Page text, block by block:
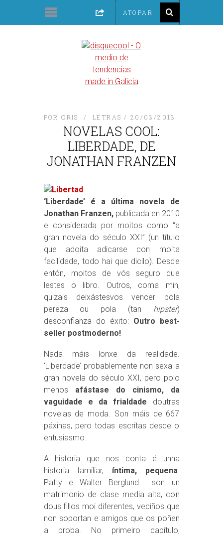
POR CRIS LETRAS 20/03/2013
NOVELAS COOL:
LIBERDADE, DE
JONATHAN FRANZEN
‘Liberdade’ é a última novela de
Jonathan Franzen,publicada en 2010
e considerada por moitos como “a
gran novela do século XXI” (un título
que adoita adicarse con moita
facilidade, todo hai que dicilo). Desde
entón, moitos de vós seguro que
lestes o libro. Outros, coma min,
quizais deixástesvos vencer pola
pereza ou pola (tan hipster)
desconfianza do éxito: Outro best-
seller postmoderno!
Nada máis lonxe da realidade.
‘Liberdade’ probablemente non sexa a
gran novela do século XXI, pero polo
menos afástase do cinismo, da
vaguidade e da frialdade doutras
novelas de moda. Son máis de 667
páxinas, pero todas escritas desde o
entusiasmo.
A historia que nos conta é unha
historia familiar, íntima, pequena.
Patty e Walter Berglund son un
matrimonio de clase media alta, con
dous fillos moi diferentes, veciños que
non soportan e amigos que os poñen
a proba. No primeiro capítulo,